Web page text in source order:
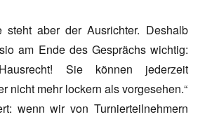
steht aber der Ausrichter. Deshalb
am Ende des Gesprächs wichtig:
Sie können jederzeit
nicht mehr lockern als vorgesehen.“
wenn wir von Turnierteilnehmern